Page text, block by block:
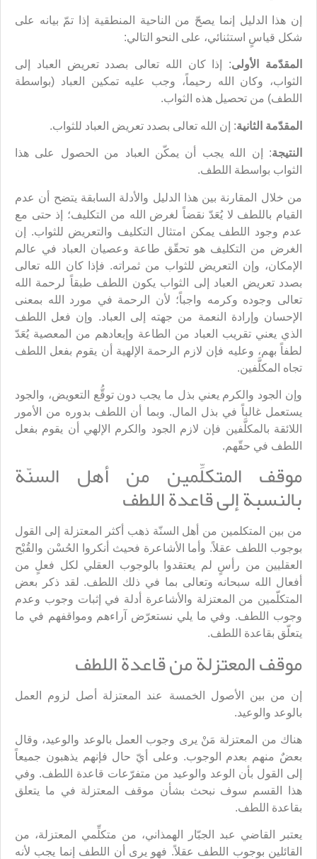
إن هذا الدليل إنما يصحّ من الناحية المنطقية إذا تمّ بيانه على
شكل قياسٍ استثنائي، على النحو التالي:
المقدّمة الأولى: إذا كان الله تعالى بصدد تعريض العباد إلى
الثواب، وكان الله رحيماً، وجب عليه تمكين العباد (بواسطة
اللطف) من تحصيل هذه الثواب.
المقدّمة الثانية: إن الله تعالى بصدد تعريض العباد للثواب.
النتيجة: إن الله يجب أن يمكّن العباد من الحصول على هذا
الثواب بواسطة اللطف.
من خلال المقارنة بين هذا الدليل والأدلة السابقة يتضح أن عدم
القيام باللطف لا يُعَدّ نقضاً لغرض الله من التكليف؛ إذ حتى مع
عدم وجود اللطف يمكن امتثال التكليف والتعريض للثواب. إن
الغرض من التكليف هو تحقّق طاعة وعصيان العباد في عالم
الإمكان، وإن التعريض للثواب من ثمراته. فإذا كان الله تعالى
بصدد تعريض العباد إلى الثواب يكون اللطف طبقاً لرحمة الله
تعالى وجوده وكرمه واجباً؛ لأن الرحمة في مورد الله بمعنى
الإحسان وإرادة النعمة من جهته إلى العباد. وإن فعل اللطف
الذي يعني تقريب العباد من الطاعة وإبعادهم من المعصية يُعَدّ
لطفاً بهم، وعليه فإن لازم الرحمة الإلهية أن يقوم بفعل اللطف
تجاه المكلَّفين.
وإن الجود والكرم يعني بذل ما يجب دون توقُّع التعويض، والجود
يستعمل غالباً في بذل المال. وبما أن اللطف بدوره من الأمور
اللائقة بالمكلَّفين فإن لازم الجود والكرم الإلهي أن يقوم بفعل
اللطف في حقّهم.
موقف المتكلِّمين من أهل السنّة
بالنسبة إلى قاعدة اللطف
من بين المتكلمين من أهل السنّة ذهب أكثر المعتزلة إلى القول
بوجوب اللطف عقلاً. وأما الأشاعرة فحيث أنكروا الحُسْن والقُبْح
العقليين من رأسٍ لم يعتقدوا بالوجوب العقلي لكل فعلٍ من
أفعال الله سبحانه وتعالى بما في ذلك اللطف. لقد ذكر بعض
المتكلّمين من المعتزلة والأشاعرة أدلة في إثبات وجوب وعدم
وجوب اللطف. وفي ما يلي نستعرّض آراءهم ومواقفهم في ما
يتعلّق بقاعدة اللطف.
موقف المعتزلة من قاعدة اللطف
إن من بين الأصول الخمسة عند المعتزلة أصل لزوم العمل
بالوعد والوعيد.
هناك من المعتزلة مَنْ يرى وجوب العمل بالوعد والوعيد، وقال
بعضٌ منهم بعدم الوجوب. وعلى أيّ حال فإنهم يذهبون جميعاً
إلى القول بأن الوعد والوعيد من متفرّعات قاعدة اللطف. وفي
هذا القسم سوف نبحث بشأن موقف المعتزلة في ما يتعلق
بقاعدة اللطف.
يعتبر القاضي عبد الجبّار الهمذاني، من متكلِّمي المعتزلة، من
القائلين بوجوب اللطف عقلاً. فهو يرى أن اللطف إنما يجب لأنه